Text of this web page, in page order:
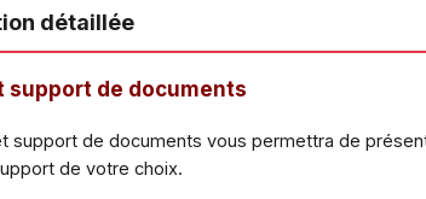
détaillée
support de documents
support de documents vous permettra de
de votre choix.